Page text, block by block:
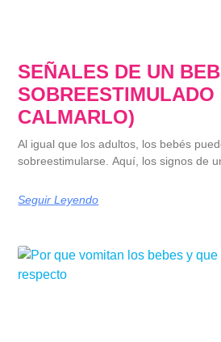
SEÑALES DE UN
SOBREESTIMULADO
CALMARLO)
Al igual que los adultos, los bebés
sobreestimularse. Aquí, los signos de
Seguir Leyendo